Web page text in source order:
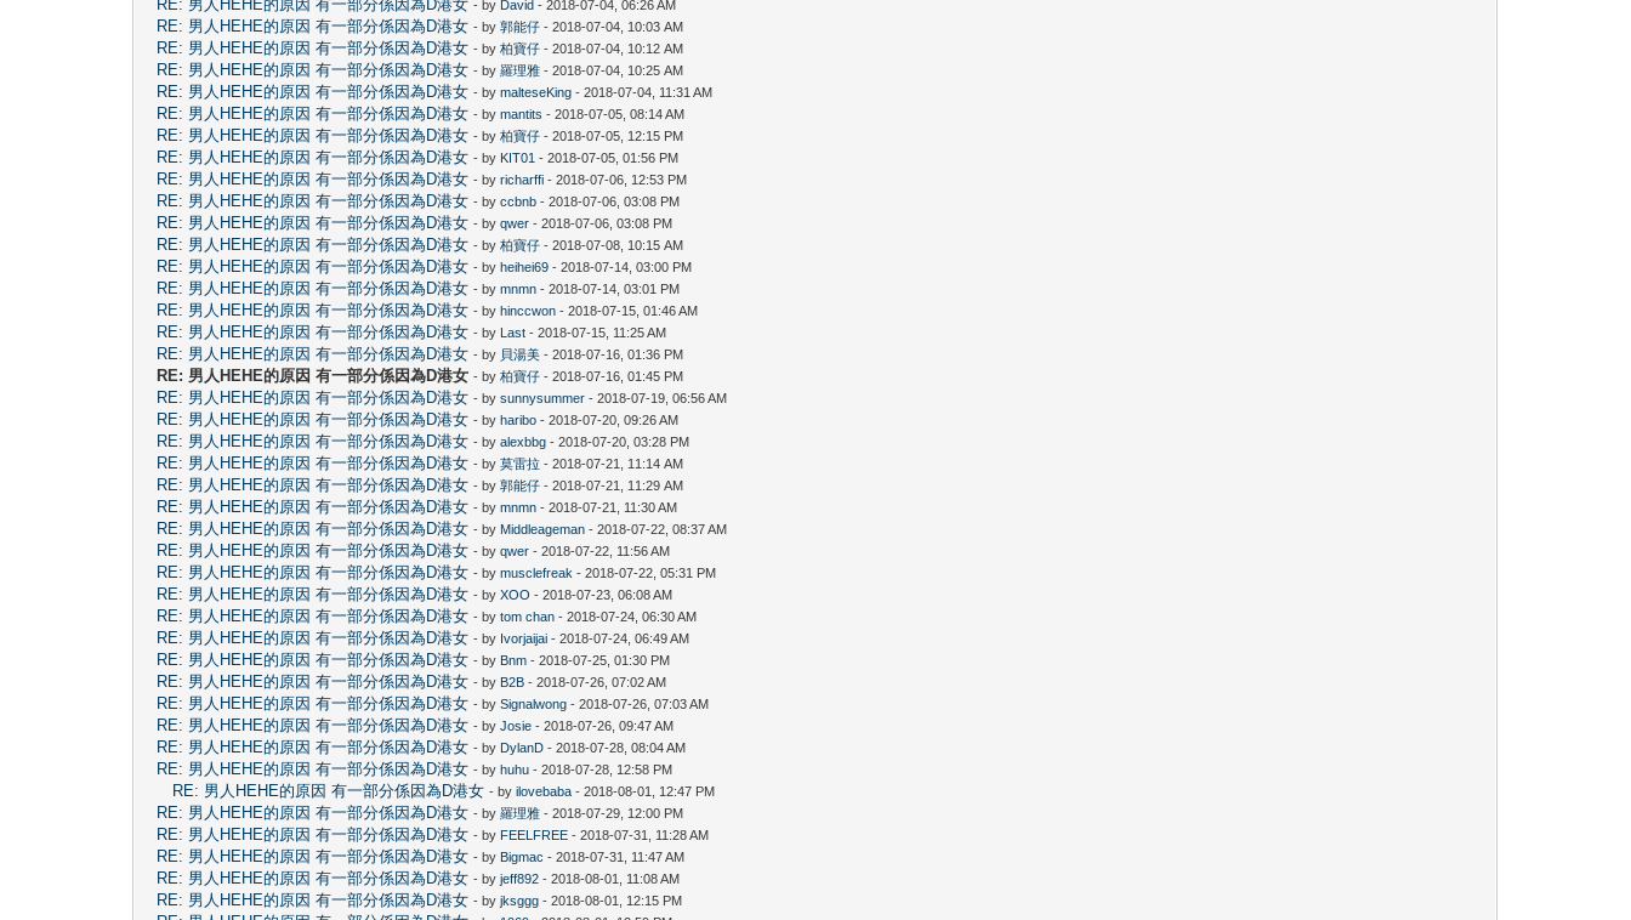
RE: 男人HEHE的原因 有一部分係因為D港女 - by David - 2018-07-04, 06:26 AM
RE: 男人HEHE的原因 有一部分係因為D港女 - by郭能仔 - 2018-07-04, 10:03 AM
RE: 男人HEHE的原因 有一部分係因為D港女 - by柏寶仔 - 2018-07-04, 10:12 AM
RE: 男人HEHE的原因 有一部分係因為D港女 - by羅理雅 - 2018-07-04, 10:25 AM
RE: 男人HEHE的原因 有一部分係因為D港女 - bymalteseKing - 2018-07-04, 11:31 AM
RE: 男人HEHE的原因 有一部分係因為D港女 - bymantits - 2018-07-05, 08:14 AM
RE: 男人HEHE的原因 有一部分係因為D港女 - by柏寶仔 - 2018-07-05, 12:15 PM
RE: 男人HEHE的原因 有一部分係因為D港女 - by KIT01 - 2018-07-05, 01:56 PM
RE: 男人HEHE的原因 有一部分係因為D港女 - byricharffi - 2018-07-06, 12:53 PM
RE: 男人HEHE的原因 有一部分係因為D港女 - byccbnb - 2018-07-06, 03:08 PM
RE: 男人HEHE的原因 有一部分係因為D港女 - byqwer - 2018-07-06, 03:08 PM
RE: 男人HEHE的原因 有一部分係因為D港女 - by柏寶仔 - 2018-07-08, 10:15 AM
RE: 男人HEHE的原因 有一部分係因為D港女 - byheihei69 - 2018-07-14, 03:00 PM
RE: 男人HEHE的原因 有一部分係因為D港女 - bymnmn - 2018-07-14, 03:01 PM
RE: 男人HEHE的原因 有一部分係因為D港女 - byhinccwon - 2018-07-15, 01:46 AM
RE: 男人HEHE的原因 有一部分係因為D港女 - by Last - 2018-07-15, 11:25 AM
RE: 男人HEHE的原因 有一部分係因為D港女 - by 貝湯美 - 2018-07-16, 01:36 PM
RE: 男人HEHE的原因 有一部分係因為D港女 - by柏寶仔 - 2018-07-16, 01:45 PM
RE: 男人HEHE的原因 有一部分係因為D港女 - bysunnysummer - 2018-07-19, 06:56 AM
RE: 男人HEHE的原因 有一部分係因為D港女 - byharibo - 2018-07-20, 09:26 AM
RE: 男人HEHE的原因 有一部分係因為D港女 - byalexbbg - 2018-07-20, 03:28 PM
RE: 男人HEHE的原因 有一部分係因為D港女 - by莫雷拉 - 2018-07-21, 11:14 AM
RE: 男人HEHE的原因 有一部分係因為D港女 - by郭能仔 - 2018-07-21, 11:29 AM
RE: 男人HEHE的原因 有一部分係因為D港女 - bymnmn - 2018-07-21, 11:30 AM
RE: 男人HEHE的原因 有一部分係因為D港女 - by Middleageman - 2018-07-22, 08:37 AM
RE: 男人HEHE的原因 有一部分係因為D港女 - byqwer - 2018-07-22, 11:56 AM
RE: 男人HEHE的原因 有一部分係因為D港女 - bymusclefreak - 2018-07-22, 05:31 PM
RE: 男人HEHE的原因 有一部分係因為D港女 - byXOO - 2018-07-23, 06:08 AM
RE: 男人HEHE的原因 有一部分係因為D港女 - bytom chan - 2018-07-24, 06:30 AM
RE: 男人HEHE的原因 有一部分係因為D港女 - by Ivorjaijai - 2018-07-24, 06:49 AM
RE: 男人HEHE的原因 有一部分係因為D港女 - by Bnm - 2018-07-25, 01:30 PM
RE: 男人HEHE的原因 有一部分係因為D港女 - by B2B - 2018-07-26, 07:02 AM
RE: 男人HEHE的原因 有一部分係因為D港女 - bySignalwong - 2018-07-26, 07:03 AM
RE: 男人HEHE的原因 有一部分係因為D港女 - byJosie - 2018-07-26, 09:47 AM
RE: 男人HEHE的原因 有一部分係因為D港女 - by DylanD - 2018-07-28, 08:04 AM
RE: 男人HEHE的原因 有一部分係因為D港女 - byhuhu - 2018-07-28, 12:58 PM
RE: 男人HEHE的原因 有一部分係因為D港女 - byilovebaba - 2018-08-01, 12:47 PM
RE: 男人HEHE的原因 有一部分係因為D港女 - by羅理雅 - 2018-07-29, 12:00 PM
RE: 男人HEHE的原因 有一部分係因為D港女 - by FEELFREE - 2018-07-31, 11:28 AM
RE: 男人HEHE的原因 有一部分係因為D港女 - by Bigmac - 2018-07-31, 11:47 AM
RE: 男人HEHE的原因 有一部分係因為D港女 - byjeff892 - 2018-08-01, 11:08 AM
RE: 男人HEHE的原因 有一部分係因為D港女 - byjksggg - 2018-08-01, 12:15 PM